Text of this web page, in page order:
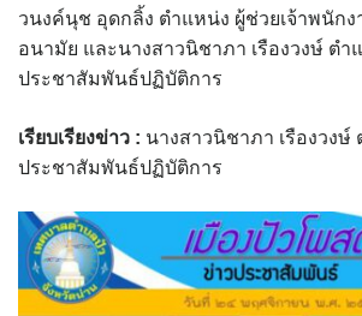
ข้อมูลประชากร
ข้อมูลพื้นฐานของศูนย์บริการนักท่องเที่ยว เท
ขั้นตอนการขอรับบริการ
งบแสดงฐานะการคลัง
งบแสดงฐานะการเงิน เทศบาลตำบลปัว ประ
วนงค์นุช อุดกลิ้ง ตำแหน่ง ผู้ช่วยเจ้าพนัก
อนามัย และนางสาวนิชาภา เรืองวงษ์ ตำ
ประชาสัมพันธ์ปฏิบัติการ
เรียบเรียงข่าว : นางสาวนิชาภา เรืองวงษ์
ประชาสัมพันธ์ปฏิบัติการ